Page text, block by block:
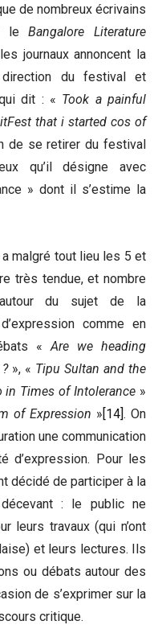
de nombreux écrivains
leBangalore Literature
journaux annoncent la
du festival et
dit : « Took a painful
that i started cos of
de se retirer du festival
qu’il désigne avec
» dont il s’estime la
malgré tout lieu les 5 et
très tendue, et nombre
du sujet de la
comme en
«Are we heading
», « Tipu Sultan and the
in Times of Intolerance »
of Expression »[14]. On
une communication
d’expression. Pour les
décidé de participer à la
: le public ne
leurs travaux (qui n’ont
et leurs lectures. Ils
ou débats autour des
de s’exprimer sur la
critique.